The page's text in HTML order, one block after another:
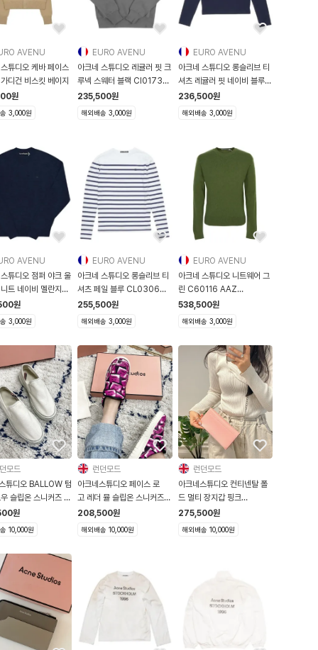
AVENU
튜디오 케바 페이스
디건 비스킷 베이지
원
3,000원
EURO AVENU
아크네 스튜디오 레귤러 핏 크
루넥 스웨터 블랙 CI0173
900 CI017
235,500원
해외배송 3,000원
EURO AVENU
아크네 스튜디오 롱슬리브 티
셔츠 레귤러 핏 네이비 블루
CL0
236,500원
해외배송 3,000원
AVENU
튜디오 점퍼 야크 울
트 네이비 멜란지
원
3,000원
EURO AVENU
아크네 스튜디오 롱슬리브 티
셔츠 페일 블루 CL0306
AAV CL0306-AA
255,500원
해외배송 3,000원
EURO AVENU
아크네 스튜디오 니트웨어 그
린 C60116 AAZ
C60116-AAZ
538,500원
해외배송 3,000원
모드
튜디오 BALLOW 텀
슬립온 스니커즈 오
AD0377
원
10,000원
런던모드
아크네스튜디오 페이스 로
고 레더 뮬 슬립온 스니커즈
블랙/핑크 AD0457
208,500원
해외배송 10,000원
런던모드
아크네스튜디오 컨티넨탈 폴
드 멀티 장지갑 핑크
SLGS000004
275,500원
해외배송 10,000원